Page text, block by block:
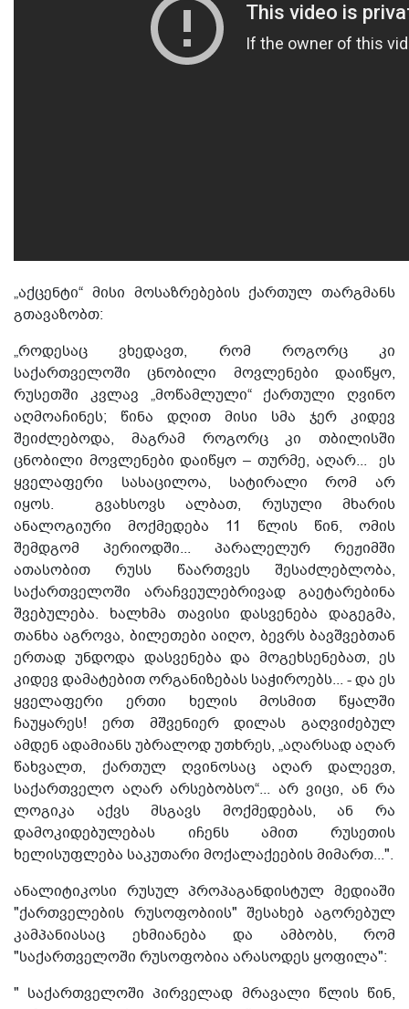
„აქცენტი“ მისი მოსაზრებების ქართულ თარგმანს
გთავაზობთ:
„როდესაც ვხედავთ, რომ როგორც კი
საქართველოში ცნობილი მოვლენები დაიწყო,
რუსეთში კვლავ „მოწამლული“ ქართული ღვინო
აღმოაჩინეს; წინა დღით მისი სმა ჯერ კიდევ
შეიძლებოდა, მაგრამ როგორც კი თბილისში
ცნობილი მოვლენები დაიწყო – თურმე, აღარ... ეს
ყველაფერი სასაცილოა, სატირალი რომ არ
იყოს. გვახსოვს ალბათ, რუსული მხარის
ანალოგიური მოქმედება 11 წლის წინ, ომის
შემდგომ პერიოდში... პარალელურ რეჟიმში
ათასობით რუსს წაართვეს შესაძლებლობა,
საქართველოში არაჩვეულებრივად გაეტარებინა
შვებულება. ხალხმა თავისი დასვენება დაგეგმა,
თანხა აგროვა, ბილეთები აიღო, ბევრს ბავშვებთან
ერთად უნდოდა დასვენება და მოგეხსენებათ, ეს
კიდევ დამატებით ორგანიზებას საჭიროებს... - და ეს
ყველაფერი ერთი ხელის მოსმით წყალში
ჩაუყარეს! ერთ მშვენიერ დილას გაღვიძებულ
ამდენ ადამიანს უბრალოდ უთხრეს, „აღარსად აღარ
წახვალთ, ქართულ ღვინოსაც აღარ დალევთ,
საქართველო აღარ არსებობსო“... არ ვიცი, ან რა
ლოგიკა აქვს მსგავს მოქმედებას, ან რა
დამოკიდებულებას იჩენს ამით რუსეთის
ხელისუფლება საკუთარი მოქალაქეების მიმართ...".
ანალიტიკოსი რუსულ პროპაგანდისტულ მედიაში
"ქართველების რუსოფობიის" შესახებ აგორებულ
კამპანიასაც ეხმიანება და ამბობს, რომ
"საქართველოში რუსოფობია არასოდეს ყოფილა":
" საქართველოში პირველად მრავალი წლის წინ,